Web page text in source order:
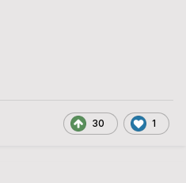
30 1